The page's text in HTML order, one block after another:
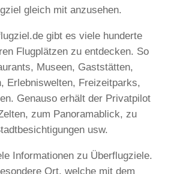
gleich mit anzusehen.
gibt es viele hunderte
Flugplätzen zu entdecken. So
Museen, Gaststätten,
Erlebniswelten, Freizeitparks,
Genauso erhält der Privatpilot
zum Panoramablick, zu
usw.
Informationen zu Überflugziele.
Ort, welche mit dem